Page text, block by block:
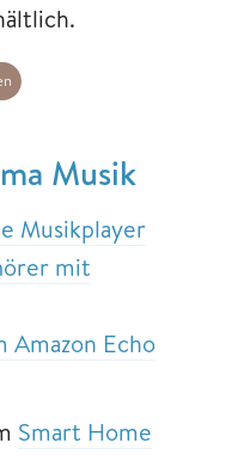
Musik
Musikplayer
mit
Amazon Echo
Smart Home